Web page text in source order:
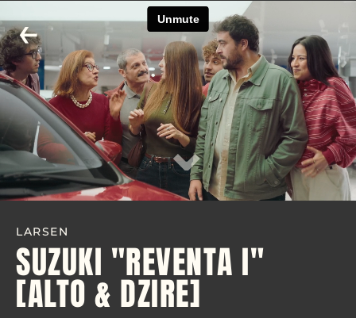
←
⌄
LARSEN
SUZUKI "REVENTA I"
[ALTO & DZIRE]